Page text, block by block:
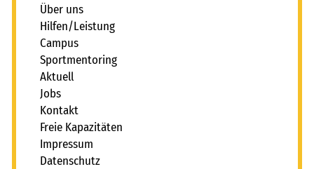
Über uns
Hilfen/Leistung
Campus
Sportmentoring
Aktuell
Jobs
Kontakt
Freie Kapazitäten
Impressum
Datenschutz